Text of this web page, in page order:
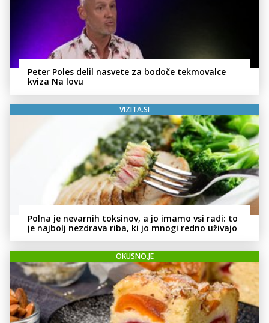
Peter Poles delil nasvete za bodoče tekmovalce
kviza Na lovu
VIZITA.SI
Polna je nevarnih toksinov, a jo imamo vsi radi: to
je najbolj nezdrava riba, ki jo mnogi redno uživajo
OKUSNO.JE